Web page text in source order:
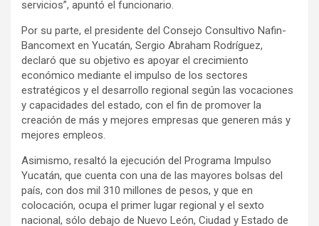
servicios”, apuntó el funcionario.
Por su parte, el presidente del Consejo Consultivo Nafin-
Bancomext en Yucatán, Sergio Abraham Rodríguez,
declaró que su objetivo es apoyar el crecimiento
económico mediante el impulso de los sectores
estratégicos y el desarrollo regional según las vocaciones
y capacidades del estado, con el fin de promover la
creación de más y mejores empresas que generen más y
mejores empleos.
Asimismo, resaltó la ejecución del Programa Impulso
Yucatán, que cuenta con una de las mayores bolsas del
país, con dos mil 310 millones de pesos, y que en
colocación, ocupa el primer lugar regional y el sexto
nacional, sólo debajo de Nuevo León, Ciudad y Estado de